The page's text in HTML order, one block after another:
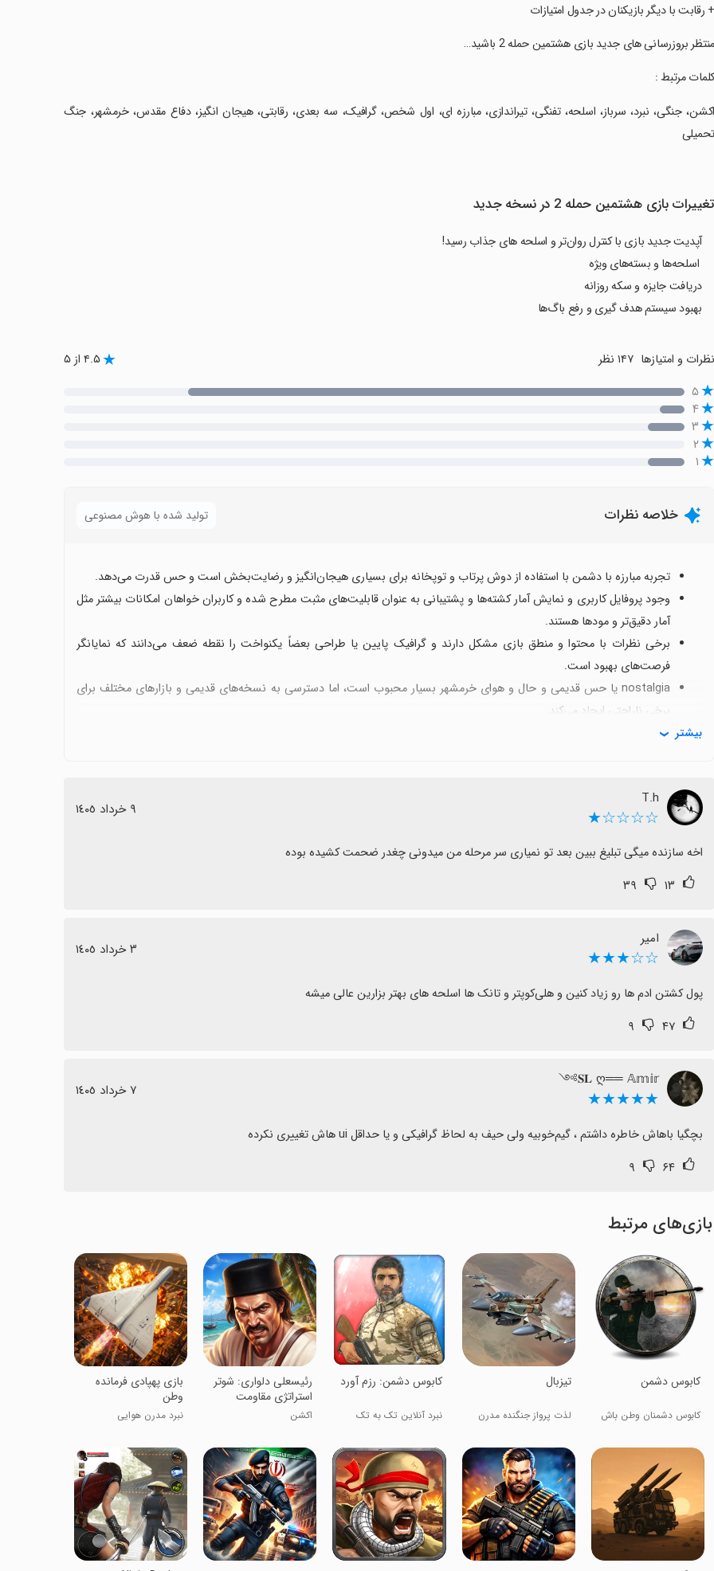
‏‏‏+ رقابت با دیگر بازیکنان در جدول امتیازات
‏‏‏منتظر بروزرسانی های جدید بازی هشتمین حمله 2 باشید…
‏‏‏کلمات مرتبط :
‏‏‏اکشن، جنگی، نبرد، سرباز، اسلحه، تفنگی، تیراندازی، مبارزه ای، اول شخص، گرافیک، سه بعدی، رقابتی، هیجان انگیز، دفاع مقدس، خرمشهر، جنگ
تحمیلی
تغییرات بازی ‏‏‏هشتمین حمله 2 در نسخه جدید
آپدیت جدید بازی با کنترل روان‌تر و اسلحه های جذاب رسید!
اسلحه‌ها و بسته‌های ویژه
دریافت جایزه و سکه روزانه
بهبود سیستم هدف گیری و رفع باگ‌ها
نظرات و امتیازها ۱۴۷ نظر ۴.۵ از ۵
۵
۴
۳
۲
۱
خلاصه نظرات تولید شده با هوش مصنوعی
تجربه مبارزه با دشمن با استفاده از دوش پرتاب و توپخانه برای بسیاری هیجان‌انگیز و رضایت‌بخش است و حس قدرت می‌دهد.
وجود پروفایل کاربری و نمایش آمار کشته‌ها و پشتیبانی به عنوان قابلیت‌های مثبت مطرح شده و کاربران خواهان امکانات بیشتر مثل
آمار دقیق‌تر و مودها هستند.
برخی نظرات با محتوا و منطق بازی مشکل دارند و گرافیک پایین یا طراحی بعضاً یکنواخت را نقطه ضعف می‌دانند که نمایانگر
فرصت‌های بهبود است.
nostalgia یا حس قدیمی و حال و هوای خرمشهر بسیار محبوب است، اما دسترسی به نسخه‌های قدیمی و بازارهای مختلف برای
برخی ناراحتی ایجاد می‌کند.
برخی کاربران از وعده تبلیغ سازنده یا نبود تبلیغ در مراحل ناامید شدند و این موضوع را به عنوان یک محدودیت موقتی می‌بینند که با
بازی کامل‌تر شود.
بیشتر
T.h
☆☆☆☆★ ٩ خرداد ١٤٠٥
اخه سازنده میگی تبلیغ ببین بعد تو نمیاری سر مرحله من میدونی چغدر ضحمت کشیده بوده
۱۳ ۳۹
امیر
☆☆★★★ ٣ خرداد ١٤٠٥
پول کشتن ادم ها رو زیاد کنین و هلی‌کوپتر و تانک ها اسلحه های بهتر بزارین عالی میشه
۴۷ ۹
𝐒𝐋 ღ══ 𝔸𝕞𝕚𝕣༻
★★★★★ ٧ خرداد ١٤٠٥
بچگیا باهاش خاطره داشتم ، گیم‌خوبیه ولی حیف به لحاظ گرافیکی و یا حداقل ui هاش تغییری نکرده
۶۴ ۹
بازی‌های مرتبط
کابوس دشمن
کابوس دشمنان وطن باش
‏‏‏‏‏تیزبال
لذت پرواز جنگنده مدرن
‏کابوس دشمن: رزم آورد
نبرد آنلاین تک به تک
‏‏‏‏‏‏‏رئیسعلی دلواری: شوتر
استراتژی مقاومت
اکشن
‏‏‏‏‏‏بازی پهپادی فرمانده
وطن
نبرد مدرن هوایی